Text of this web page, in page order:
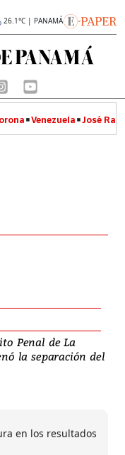
26.1°C | PANAMÁ
Venezuela José
Penal de La
la separación del
en los resultados